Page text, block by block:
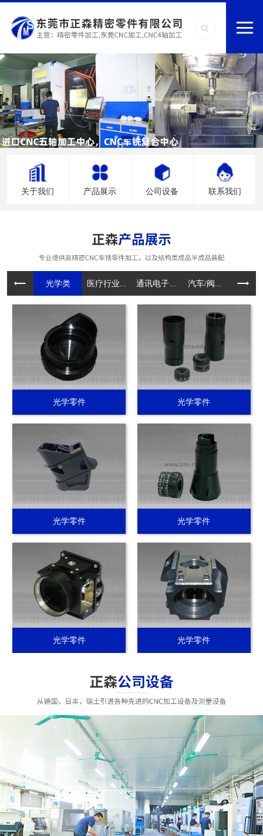
关于我们 产品展示 公司设备 联系我们
光学类 医疗行业... 通讯电子... 汽车/阀... 电动工
光学零件 光学零件
光学零件 光学零件
光学零件 光学零件